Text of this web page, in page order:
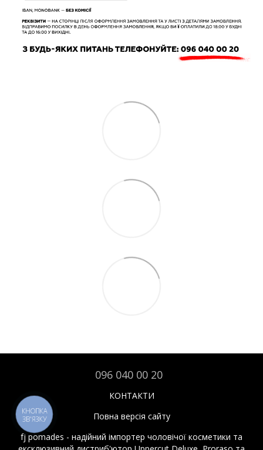
096 040 00 20
КОНТАКТИ
Повна версія сайту
fj pomades - надійний імпортер чоловічої косметики та
КНОПКА
ЗВ'ЯЗКУ